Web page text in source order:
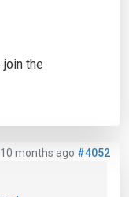
join the
months ago #4052